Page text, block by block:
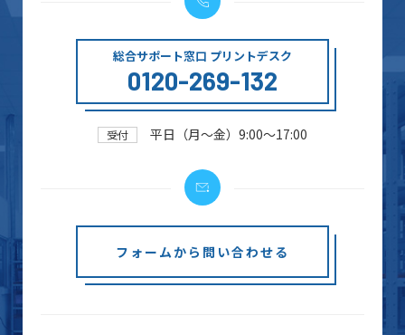
総合サポート窓口 プリントデスク
0120-269-132
受付 平日（月～金）9:00～17:00
フォームから問い合わせる